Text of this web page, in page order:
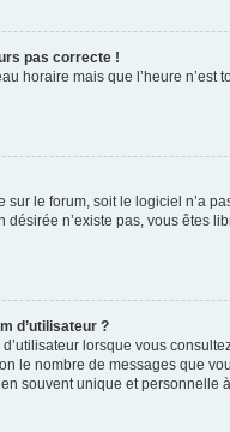
pas correcte !
horaire mais que l’heure
le forum, soit le logiciel n’a
n’existe pas, vous êtes
d’utilisateur ?
lorsque vous
le nombre de messages que
souvent unique et personnelle